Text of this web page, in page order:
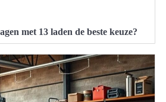
met 13 laden de beste keuze?